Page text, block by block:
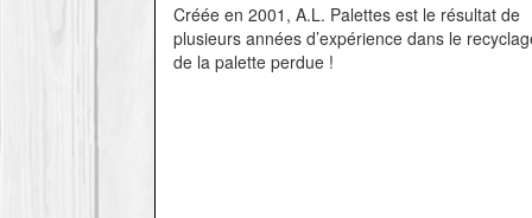
Créée en 2001, A.L. Palettes est le résultat de
plusieurs années d’expérience dans le
de la palette perdue !